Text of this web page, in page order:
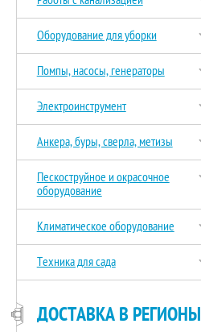
Оборудование для уборки
Помпы, насосы, генераторы
Электроинструмент
Анкера, буры, сверла, метизы
Пескоструйное и окрасочное
оборудование
Климатическое оборудование
Техника для сада
ДОСТАВКА В РЕГИОНЫ